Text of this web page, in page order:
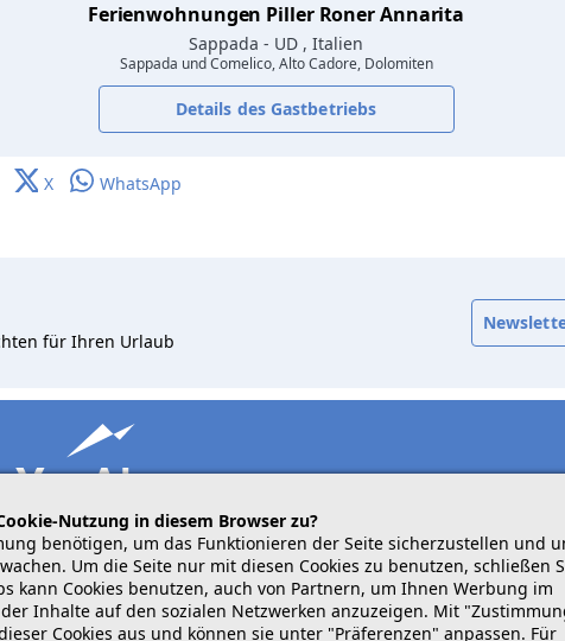
Ferienwohnungen Piller Roner Annarita
Sappada - UD , Italien
Sappada und Comelico, Alto Cadore, Dolomiten
Details des Gastbetriebs
X WhatsApp
für Ihren Urlaub
folgen Sie uns auf teilen
Nutzung in diesem Browser zu?
benötigen, um das Funktionieren der Seite sicherzustellen und
Um die Seite nur mit diesen Cookies zu benutzen, schließen
kann Cookies benutzen, auch von Partnern, um Ihnen Werbung im
Inhalte auf den sozialen Netzwerken anzuzeigen. Mit
Cookies aus und können sie unter "Präferenzen" anpassen. Für